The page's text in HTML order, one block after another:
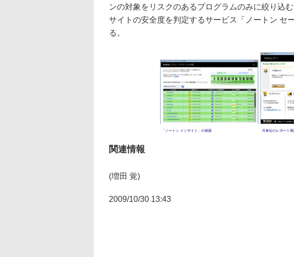
ンの対象をリスクのあるプログラムのみに絞り込
サイトの安全度を判定するサービス「ノートン セ
る。
「ノートン インサイト」の画面 月単位のレポート画
関連情報
(増田 覚)
2009/10/30 13:43